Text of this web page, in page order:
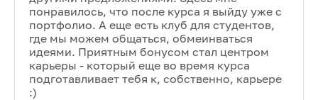
понравилось, что после курса я выйду уже с
портфолио. А еще есть клуб для студентов,
где мы можем общаться, обмеинваться
идеями. Приятным бонусом стал центром
карьеры - который еще во время курса
подготавливает тебя к, собственно, карьере
:)